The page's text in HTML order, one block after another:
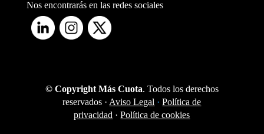
Nos encontrarás en las redes sociales
© Copyright Más Cuota. Todos los derechos
reservados · Aviso Legal · Política de
privacidad ·Política de cookies